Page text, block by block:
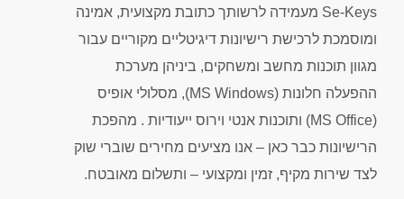
Se-Keys מעמידה לרשותך כתובת מקצועית, אמינה
ומוסמכת לרכישת רישיונות דיגיטליים מקוריים עבור
מגוון תוכנות מחשב ומשחקים, ביניהן מערכת
ההפעלה חלונות (MS Windows), מסלולי אופיס
(MS Office) ותוכנות אנטי וירוס ייעודיות . מהפכת
הרישיונות כבר כאן – אנו מציעים מחירים שוברי שוק
לצד שירות מקיף, זמין ומקצועי – ותשלום מאובטח.